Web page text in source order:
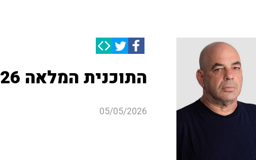
התוכנית המלאה 05.05.26
05/05/2026